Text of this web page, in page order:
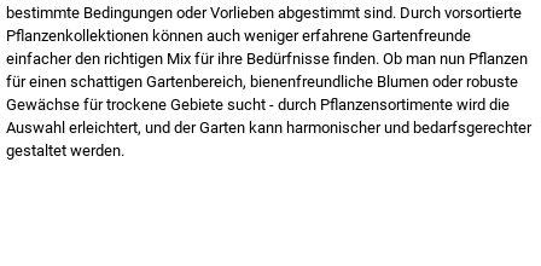
bestimmte Bedingungen oder Vorlieben abgestimmt sind. Durch vorsortierte
Pflanzenkollektionen können auch weniger erfahrene Gartenfreunde
einfacher den richtigen Mix für ihre Bedürfnisse finden. Ob man nun Pflanzen
für einen schattigen Gartenbereich, bienenfreundliche Blumen oder robuste
Gewächse für trockene Gebiete sucht - durch Pflanzensortimente wird die
Auswahl erleichtert, und der Garten kann harmonischer und bedarfsgerechter
gestaltet werden.